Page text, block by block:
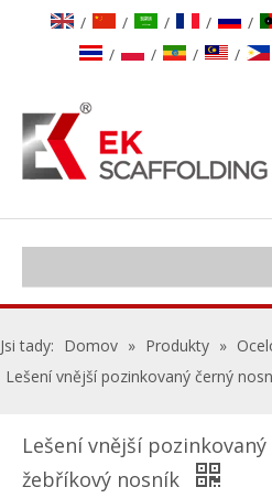
/ / / / /
/
/ / /
Jsi tady: Domov » Produkty »
Lešení vnější pozinkovaný černý
Lešení vnější
žebříkový nosník